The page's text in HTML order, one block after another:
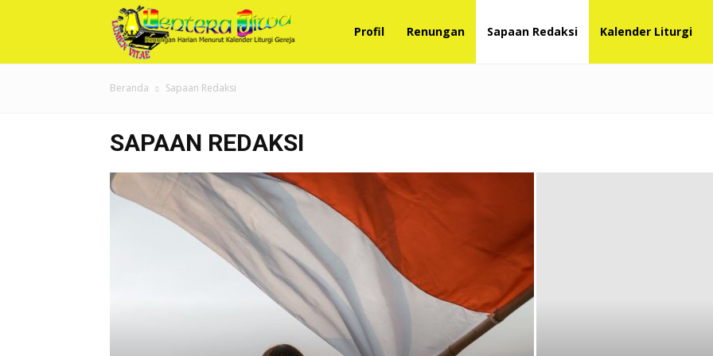
Jiwa
Profil Renungan Sapaan Redaksi Kalender Liturgi
Beranda Sapaan Redaksi
SAPAAN REDAKSI